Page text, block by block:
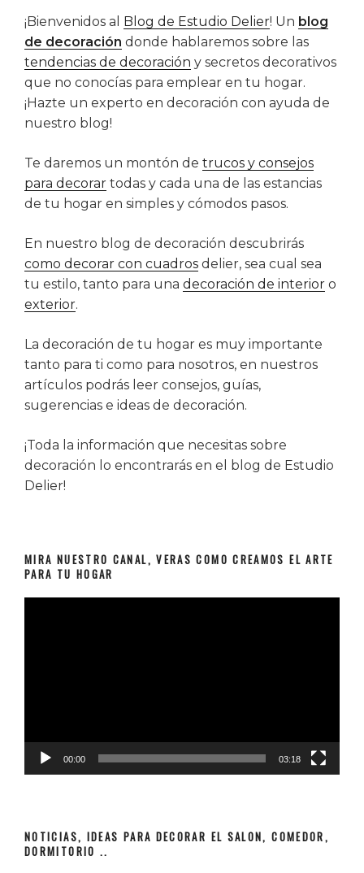
¡Bienvenidos al Blog de Estudio Delier! Un blog
de decoración donde hablaremos sobre las
tendencias de decoración y secretos decorativos
que no conocías para emplear en tu hogar.
¡Hazte un experto en decoración con ayuda de
nuestro blog!
Te daremos un montón de trucos y consejos
para decorar todas y cada una de las estancias
de tu hogar en simples y cómodos pasos.
En nuestro blog de decoración descubrirás
como decorar con cuadros delier, sea cual sea
tu estilo, tanto para una decoración de interior o
exterior.
La decoración de tu hogar es muy importante
tanto para ti como para nosotros, en nuestros
artículos podrás leer consejos, guías,
sugerencias e ideas de decoración.
¡Toda la información que necesitas sobre
decoración lo encontrarás en el blog de Estudio
Delier!
MIRA NUESTRO CANAL, VERAS COMO CREAMOS EL ARTE
PARA TU HOGAR
00:00 03:18
NOTICIAS, IDEAS PARA DECORAR EL SALON, COMEDOR,
DORMITORIO ..